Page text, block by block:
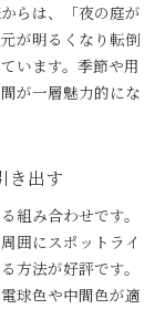
らは、「夜の庭が
が明るくなり転倒
います。季節や用
が一層魅力的にな
き出す
組み合わせです。
囲にスポットライ
方法が好評です。
球色や中間色が適